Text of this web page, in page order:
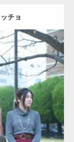
チョ
マッチョ) 腹筋